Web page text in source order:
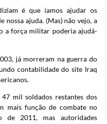
é que íamos ajudar os
nossa ajuda. (Mas) não vejo, a
a força militar poderia ajudá-
já morreram na guerra do
contabilidade do site Iraq
mil soldados restantes dos
mais função de combate no
2011, mas autoridades